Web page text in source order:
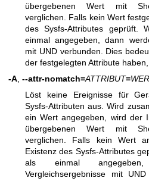
übergebenen Wert mit
verglichen. Falls kein Wert
des Sysfs-Attributes geprüft.
einmal angegeben, dann
mit UND verbunden. Dies
der festgelegten Attribute
-A --attr-nomatch=ATTRIBUT=
Löst keine Ereignisse für
Sysfs-Attributen aus. Wird
ein Wert angegeben, wird der
übergebenen Wert mit
verglichen. Falls kein Wert
Existenz des Sysfs-Attributes
als einmal
Vergleichsergebnisse mit